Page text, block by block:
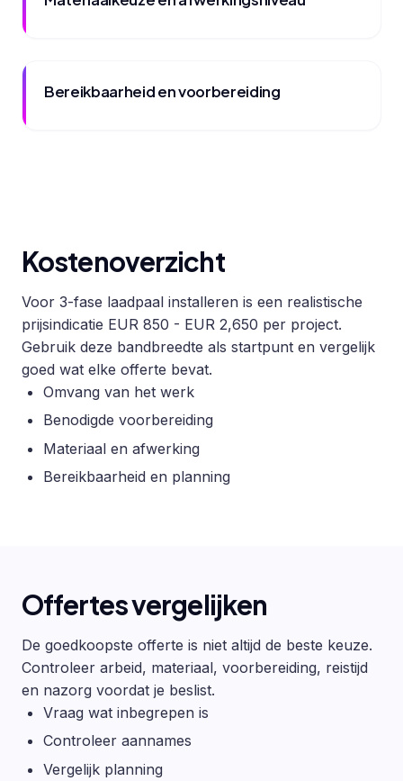
Bereikbaarheid en voorbereiding
Kostenoverzicht
Voor 3-fase laadpaal installeren is een realistische
prijsindicatie EUR 850 - EUR 2,650 per project.
Gebruik deze bandbreedte als startpunt en vergelijk
goed wat elke offerte bevat.
Omvang van het werk
Benodigde voorbereiding
Materiaal en afwerking
Bereikbaarheid en planning
Offertes vergelijken
De goedkoopste offerte is niet altijd de beste keuze.
Controleer arbeid, materiaal, voorbereiding, reistijd
en nazorg voordat je beslist.
Vraag wat inbegrepen is
Controleer aannames
Vergelijk planning